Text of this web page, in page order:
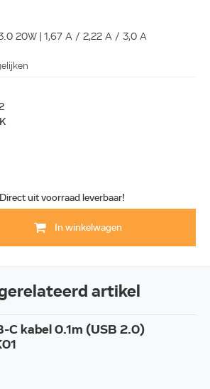
20W | 1,67 A / 2,22 A / 3,0 A
Direct uit voorraad leverbaar!
In winkelwagen
artikel
C kabel 0.1m (USB 2.0)